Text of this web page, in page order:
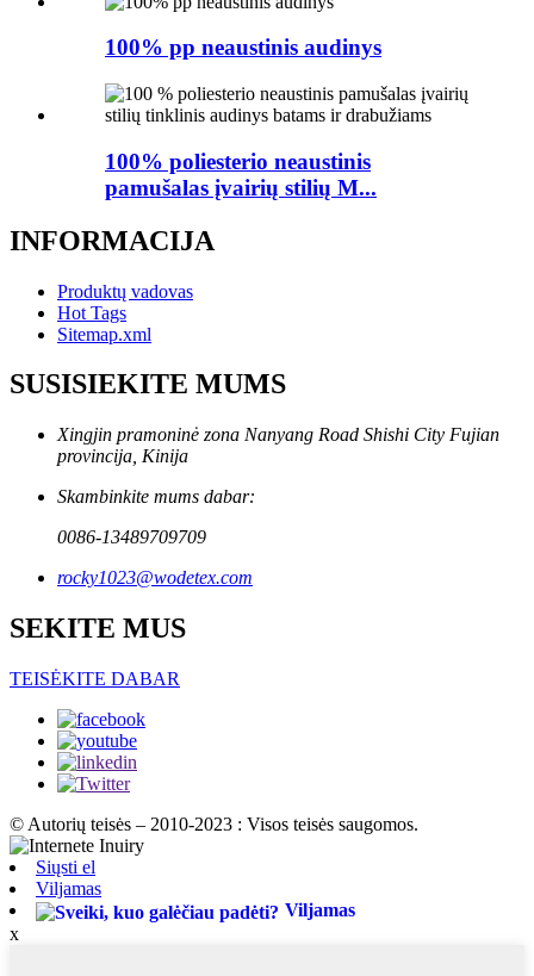
100% pp neaustinis audinys
100% poliesterio neaustinis
pamušalas įvairių stilių M...
INFORMACIJA
Produktų vadovas
Hot Tags
Sitemap.xml
SUSISIEKITE MUMS
Xingjin pramoninė zona Nanyang Road Shishi City Fujian
provincija, Kinija
Skambinkite mums dabar:
0086-13489709709
rocky1023@wodetex.com
SEKITE MUS
TEISĖKITE DABAR
© Autorių teisės – 2010-2023 : Visos teisės saugomos.
Siųsti el
Viljamas
Viljamas
x